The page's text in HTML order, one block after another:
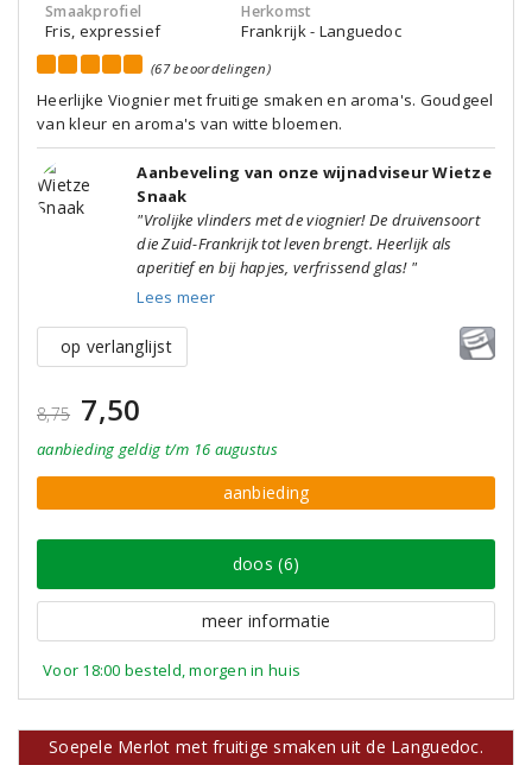
Smaakprofiel
Fris, expressief
Herkomst
Frankrijk - Languedoc
(67 beoordelingen)
Heerlijke Viognier met fruitige smaken en aroma's. Goudgeel
van kleur en aroma's van witte bloemen.
Aanbeveling van onze wijnadviseur Wietze
Snaak
"Vrolijke vlinders met de viognier! De druivensoort
die Zuid-Frankrijk tot leven brengt. Heerlijk als
aperitief en bij hapjes, verfrissend glas! "
Lees meer
op verlanglijst
8,75 7,50
aanbieding geldig t/m 16 augustus
aanbieding
doos (6)
meer informatie
Voor 18:00 besteld, morgen in huis
Soepele Merlot met fruitige smaken uit de Languedoc.